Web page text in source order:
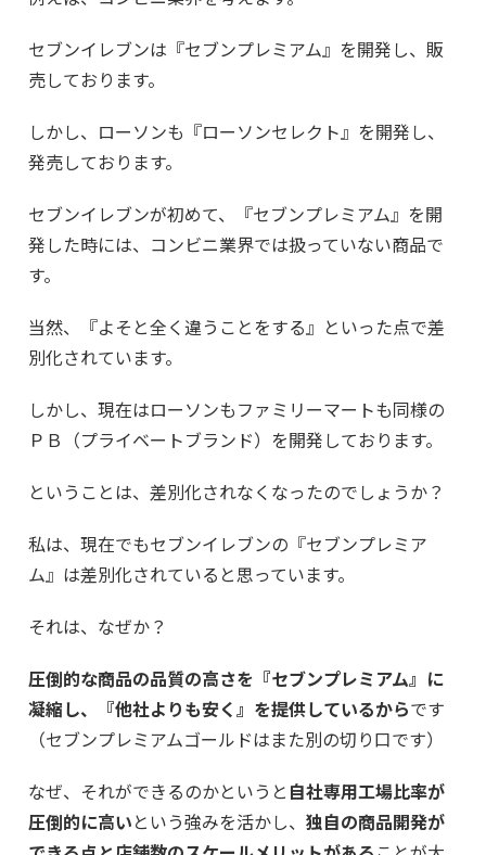
セブンイレブンは『セブンプレミアム』を開発し、販
売しております。
しかし、ローソンも『ローソンセレクト』を開発し、
発売しております。
セブンイレブンが初めて、『セブンプレミアム』を開
発した時には、コンビニ業界では扱っていない商品で
す。
当然、『よそと全く違うことをする』といった点で差
別化されています。
しかし、現在はローソンもファミリーマートも同様の
ＰＢ（プライベートブランド）を開発しております。
ということは、差別化されなくなったのでしょうか？
私は、現在でもセブンイレブンの『セブンプレミア
ム』は差別化されていると思っています。
それは、なぜか？
圧倒的な商品の品質の高さを『セブンプレミアム』に
凝縮し、『他社よりも安く』を提供しているからです
（セブンプレミアムゴールドはまた別の切り口です）
なぜ、それができるのかというと 自社専用工場比率が
圧倒的に高いという強みを活かし、 独自の商品開発が